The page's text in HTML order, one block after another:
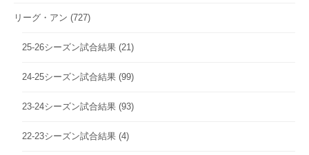
リーグ・アン (727)
25-26シーズン試合結果 (21)
24-25シーズン試合結果 (99)
23-24シーズン試合結果 (93)
22-23シーズン試合結果 (4)